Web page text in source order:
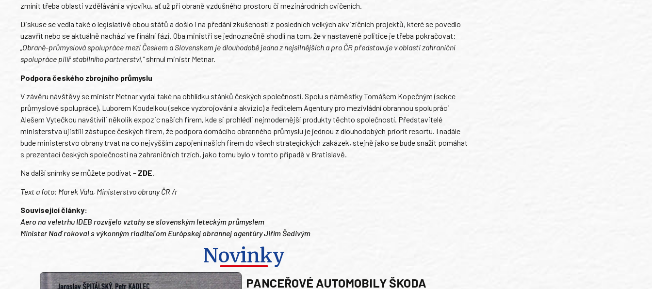
zmínit třeba oblasti vzdělávání a výcviku, ať už při obraně vzdušného prostoru či mezinárodních cvičeních.
Diskuse se vedla také o legislativě obou států a došlo i na předání zkušeností z posledních velkých akvizičních projektů, které se povedlo
uzavřít nebo se aktuálně nachází ve finální fázi. Oba ministři se jednoznačně shodli na tom, že v nastavené politice je třeba pokračovat:
„Obraně-průmyslová spolupráce mezi Českem a Slovenskem je dlouhodobě jedna z nejsilnějších a pro ČR představuje v oblasti zahraniční
spolupráce pilíř stabilního partnerství,“shrnul ministr Metnar.
Podpora českého zbrojního průmyslu
V závěru návštěvy se ministr Metnar vydal také na obhlídku stánků českých společností. Spolu s náměstky Tomášem Kopečným (sekce
průmyslové spolupráce), Luborem Koudelkou (sekce vyzbrojování a akvizic) a ředitelem Agentury pro mezivládní obrannou spolupráci
Alešem Vytečkou navštívili několik expozic našich firem, kde si prohlédli nejmodernější produkty těchto společností. Představitelé
ministerstva ujistili zástupce českých firem, že podpora domácího obranného průmyslu je jednou z dlouhodobých priorit resortu. I nadále
bude ministerstvo obrany trvat na co nejvyšším zapojení našich firem do všech strategických zakázek, stejně jako se bude snažit pomáhat
s prezentací českých společností na zahraničních trzích, jako tomu bylo v tomto případě v Bratislavě.
Na další snímky se můžete podívat – ZDE.
Text a foto: Marek Vala, Ministerstvo obrany ČR /r
Související články:
Aero na veletrhu IDEB rozvíjelo vztahy se slovenským leteckým průmyslem
Minister Naď rokoval s výkonným riaditeľom Európskej obrannej agentúry Jiřím Šedivým
Novinky
PANCEŘOVÉ AUTOMOBILY ŠKODA